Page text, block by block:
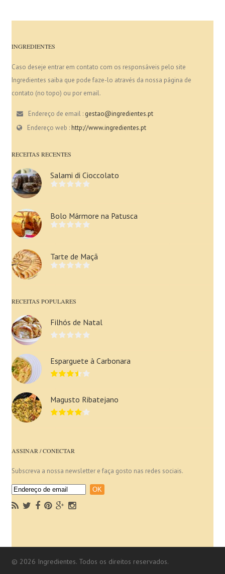
INGREDIENTES
Caso deseje entrar em contato com os responsáveis pelo site
Ingredientes saiba que pode faze-lo através da nossa página de
contato (no topo) ou por email.
Endereço de email : gestao@ingredientes.pt
Endereço web :http://www.ingredientes.pt
RECEITAS RECENTES
Salami di Cioccolato
Bolo Mármore na Patusca
Tarte de Maçã
RECEITAS POPULARES
Filhós de Natal
Esparguete à Carbonara
Magusto Ribatejano
ASSINAR / CONECTAR
Subscreva a nossa newsletter e faça gosto nas redes sociais.
© 2026 Ingredientes. Todos os direitos reservados.